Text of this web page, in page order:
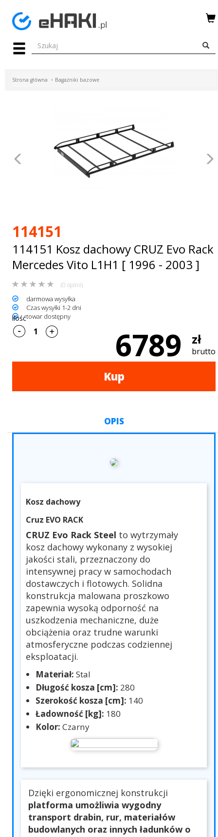
Menu
HAKI
BOXY
AKCESORIA
SPORTOWE
Turystyka
Przyczepy
samochodowe
Strona główna Bagażniki bazowe
Poprzednie
114151
114151 Kosz dachowy CRUZ Evo Rack
Mercedes Vito L1H1 [ 1996 - 2003 ]
(0 opinii)
darmowa wysyłka
Czas wysyłki 1-2 dni
towar dostępny
6789 zł
brutto
ilość
Kup
OPIS
Kosz dachowy
Cruz EVO RACK
CRUZ Evo Rack Steel to wytrzymały
kosz dachowy wykonany z wysokiej
jakości stali, przeznaczony do
intensywnej pracy w samochodach
dostawczych i flotowych. Solidna
konstrukcja malowana proszkowo
zapewnia wysoką odporność na
uszkodzenia mechaniczne, duże
obciążenia oraz trudne warunki
atmosferyczne podczas codziennej
eksploatacji.
Materiał: Stal
Długość kosza [cm]: 280
Szerokość kosza [cm]: 140
Ładowność [kg]: 180
Kolor: Czarny
Dzięki ergonomicznej konstrukcji
platforma umożliwia wygodny
transport drabin, rur, materiałów
budowlanych oraz innych ładunków o